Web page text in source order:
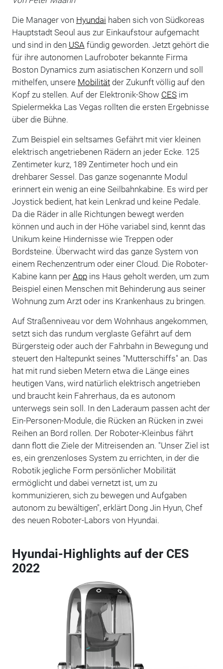
Die Manager von Hyundai haben sich von Südkoreas
Hauptstadt Seoul aus zur Einkaufstour aufgemacht
und sind in den USA fündig geworden. Jetzt gehört die
für ihre autonomen Laufroboter bekannte Firma
Boston Dynamics zum asiatischen Konzern und soll
mithelfen, unsere Mobilitätder Zukunft völlig auf den
Kopf zu stellen. Auf der Elektronik-Show CESim
Spielermekka Las Vegas rollten die ersten Ergebnisse
über die Bühne.
Zum Beispiel ein seltsames Gefährt mit vier kleinen
elektrisch angetriebenen Rädern an jeder Ecke. 125
Zentimeter kurz, 189 Zentimeter hoch und ein
drehbarer Sessel. Das ganze sogenannte Modul
erinnert ein wenig an eine Seilbahnkabine. Es wird per
Joystick bedient, hat kein Lenkrad und keine Pedale.
Da die Räder in alle Richtungen bewegt werden
können und auch in der Höhe variabel sind, kennt das
Unikum keine Hindernisse wie Treppen oder
Bordsteine. Überwacht wird das ganze System von
einem Rechenzentrum oder einer Cloud. Die Roboter-
Kabine kann per Appins Haus geholt werden, um zum
Beispiel einen Menschen mit Behinderung aus seiner
Wohnung zum Arzt oder ins Krankenhaus zu bringen.
Auf Straßenniveau vor dem Wohnhaus angekommen,
setzt sich das rundum verglaste Gefährt auf dem
Bürgersteig oder auch der Fahrbahn in Bewegung und
steuert den Haltepunkt seines "Mutterschiffs" an. Das
hat mit rund sieben Metern etwa die Länge eines
heutigen Vans, wird natürlich elektrisch angetrieben
und braucht kein Fahrerhaus, da es autonom
unterwegs sein soll. In den Laderaum passen acht der
Ein-Personen-Module, die Rücken an Rücken in zwei
Reihen an Bord rollen. Der Roboter-Kleinbus fährt
dann flott die Ziele der Mitreisenden an. "Unser Ziel ist
es, ein grenzenloses System zu errichten, in der die
Robotik jegliche Form persönlicher Mobilität
ermöglicht und dabei vernetzt ist, um zu
kommunizieren, sich zu bewegen und Aufgaben
autonom zu bewältigen", erklärt Dong Jin Hyun, Chef
des neuen Roboter-Labors von Hyundai.
Hyundai-Highlights auf der CES
2022